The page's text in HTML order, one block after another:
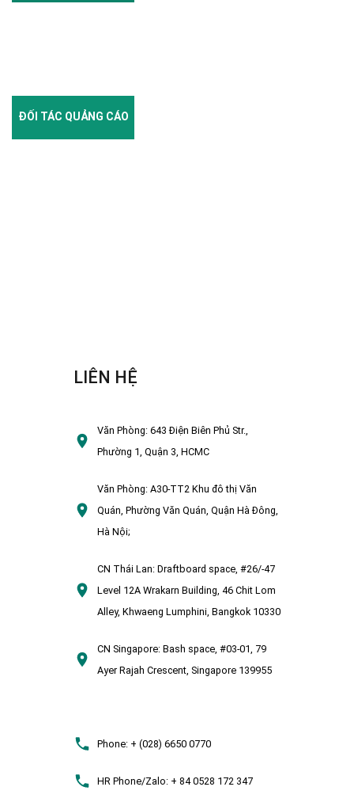
ĐỐI TÁC QUẢNG CÁO
LIÊN HỆ
Văn Phòng:643 Điện Biên Phủ Str.,
Phường 1, Quận 3, HCMC
Văn Phòng:A30-TT2 Khu đô thị Văn
Quán, Phường Văn Quán, Quận Hà Đông,
Hà Nội;
CN Thái Lan: Draftboard space, #26/-47
Level 12A Wrakarn Building, 46 Chit Lom
Alley, Khwaeng Lumphini, Bangkok 10330
CN Singapore: Bash space, #03-01, 79
Ayer Rajah Crescent, Singapore 139955
Phone:+ (028) 6650 0770
HR Phone/Zalo:+ 84 0528 172 347